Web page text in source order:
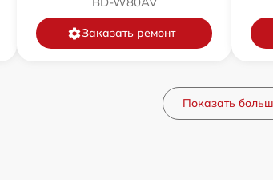
Заказать ремонт
Показать